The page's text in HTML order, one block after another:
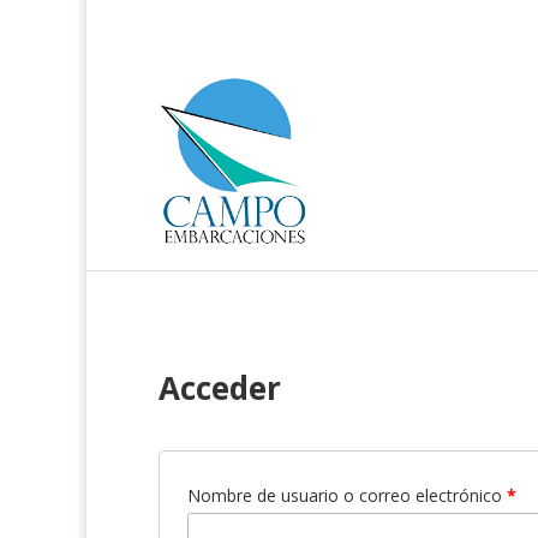
Acceder
Nombre de usuario o correo electrónico *